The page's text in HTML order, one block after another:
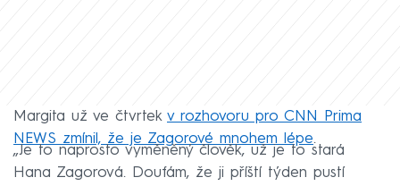
Margita už ve čtvrtek v rozhovoru pro CNN Prima
NEWS zmínil, že je Zagorové mnohem lépe.
„Je to naprosto vyměněný člověk, už je to stará
Hana Zagorová. Doufám, že ji příští týden pustí